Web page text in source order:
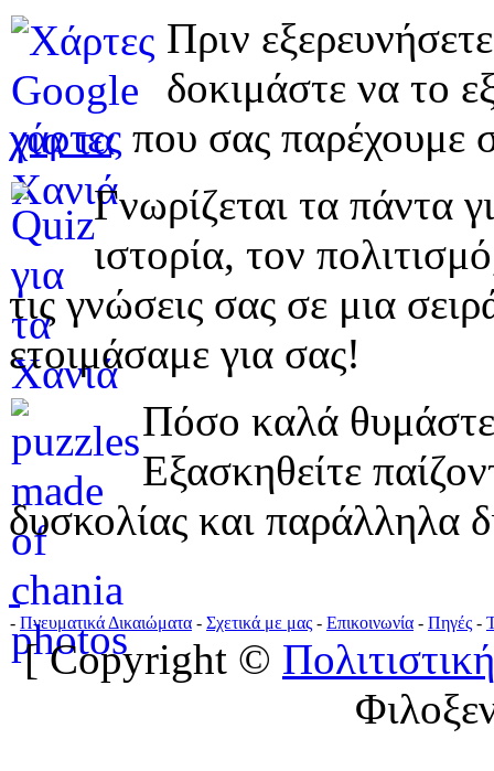
Πριν
δοκιμάστε να το
χάρτες που σας παρέχουμε
Γνωρίζεται τα πάντα
ιστορία, τον
τις γνώσεις σας σε μια
ετοιμάσαμε για σας!
Πόσο καλά
Εξασκηθείτε
δυσκολίας και παράλληλα
- Πνευματικά Δικαιώματα - Σχετικά με μας - Επικοινωνία - Πηγές -
[ Copyright ©